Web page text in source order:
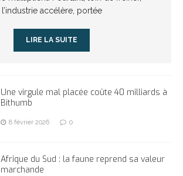
l’industrie accélère, portée
LIRE LA SUITE
Une virgule mal placée coûte 40 milliards à
Bithumb
8 février 2026 0
Afrique du Sud : la faune reprend sa valeur
marchande